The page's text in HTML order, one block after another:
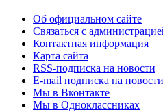
Об официальном сайте
Связаться с
Контактная информация
Карта сайта
RSS-подписка на новости
E-mail подписка на новости
Мы в Вконтакте
Мы в Одноклассниках